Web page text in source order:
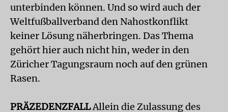
unterbinden können. Und so wird auch der
Weltfußballverband den Nahostkonflikt
keiner Lösung näherbringen. Das Thema
gehört hier auch nicht hin, weder in den
Züricher Tagungsraum noch auf den grünen
Rasen.
PRÄZEDENZFALLAllein die Zulassung des